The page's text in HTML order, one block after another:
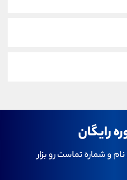
رایگان
و شماره تماست رو بزار